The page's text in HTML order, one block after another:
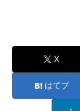
X
はてブ